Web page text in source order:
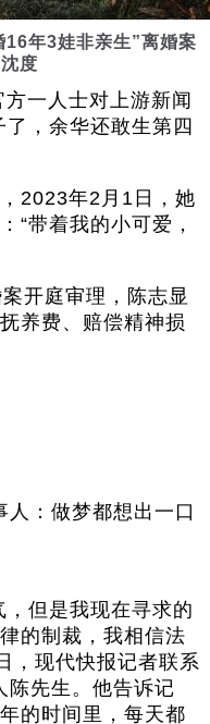
年3娃非亲生”离婚案
度
一人士对上游新闻
，余华还敢生第四
2023年2月1日，她
“带着我的小可爱，
开庭审理，陈志显
养费、赔偿精神损
人：做梦都想出一口
但是我现在寻求的
的制裁，我相信法
，现代快报记者联系
陈先生。他告诉记
的时间里，每天都